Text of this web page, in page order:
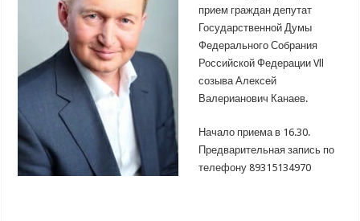
прием граждан депутат
Государственной Думы
Федерального Собрания
Российской Федерации Vll
созыва Алексей
Валерианович Канаев.
Начало приема в 16.30.
Предварительная запись по
телефону 89315134970